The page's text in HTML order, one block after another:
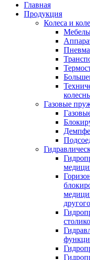
Главная
Продукция
Колеса и
Газовые